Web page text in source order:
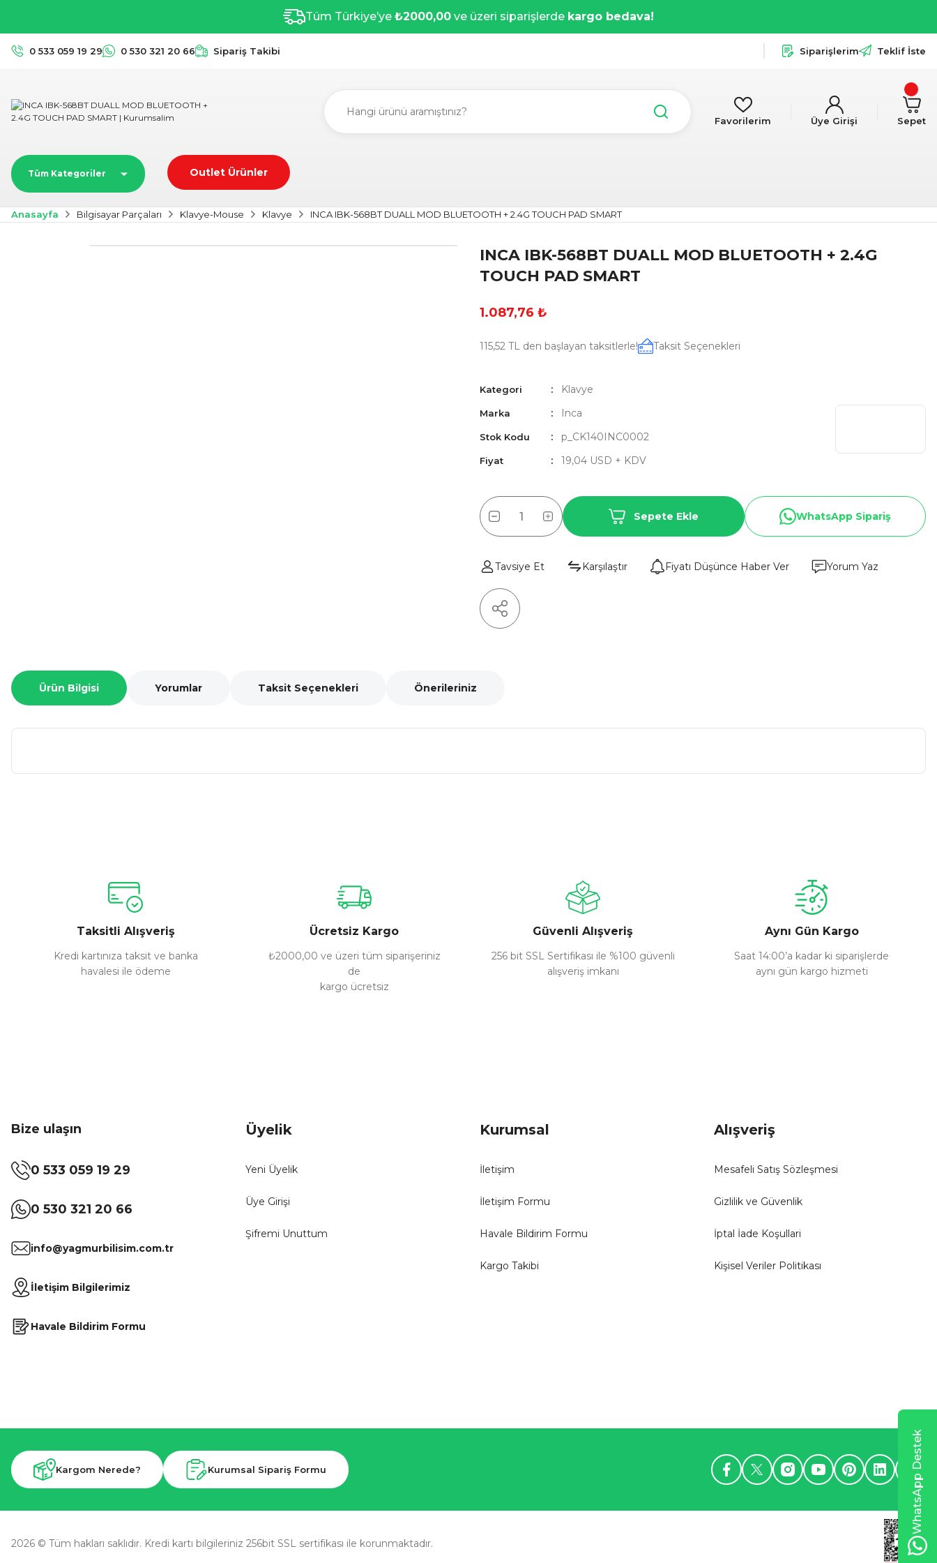
Tüm Türkiye’ye ₺2000,00 ve üzeri siparişlerde kargo bedava!
0 533 059 19 29 0 530 321 20 66 Sipariş Takibi Siparişlerim Teklif İste
Favorilerim Üye Girişi Sepet
Tüm Kategoriler Outlet Ürünler
Anasayfa Bilgisayar Parçaları Klavye-Mouse Klavye INCA IBK-568BT DUALL MOD BLUETOOTH + 2.4G TOUCH PAD SMART
INCA IBK-568BT DUALL MOD BLUETOOTH + 2.4G
TOUCH PAD SMART
1.087,76 ₺
115,52 TL den başlayan taksitlerle! Taksit Seçenekleri
Kategori Klavye
Marka Inca
Stok Kodu p_CK140INC0002
Fiyat 19,04 USD + KDV
Sepete Ekle WhatsApp Sipariş
Tavsiye Et Karşılaştır Fiyatı Düşünce Haber Ver Yorum Yaz
Ürün Bilgisi Yorumlar Taksit Seçenekleri Önerileriniz
Ürün açıklamasında eksik bilgiler bulunuyor.
Ürün bilgilerinde hatalar bulunuyor.
Ürün fiyatı diğer sitelerden daha pahalı.
Bu ürüne benzer farklı alternatifler olmalı.
Taksitli Alışveriş
Kredi kartınıza taksit ve banka
havalesi ile ödeme
Ücretsiz Kargo
₺2000,00 ve üzeri tüm siparişeriniz
de
kargo ücretsiz
Güvenli Alışveriş
256 bit SSL Sertifikası ile %100 güvenli
alışveriş imkanı
Aynı Gün Kargo
Saat 14:00’a kadar ki siparişlerde
aynı gün kargo hizmeti
Bize ulaşın
0 533 059 19 29
0 530 321 20 66
info@yagmurbilisim.com.tr
İletişim Bilgilerimiz
Havale Bildirim Formu
Üyelik
Yeni Üyelik
Üye Girişi
Şifremi Unuttum
Kurumsal
İletişim
İletişim Formu
Havale Bildirim Formu
Kargo Takibi
Alışveriş
Mesafeli Satış Sözleşmesi
Gizlilik ve Güvenlik
İptal İade Koşullari
Kişisel Veriler Politikası
Kargom Nerede? Kurumsal Sipariş Formu
2026 © Tüm hakları saklıdır. Kredi kartı bilgileriniz 256bit SSL sertifikası ile korunmaktadır.
WhatsApp Destek